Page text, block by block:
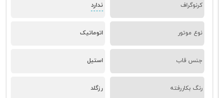
کرنوگراف ندارد
نوع موتور اتوماتیک
جنس قاب استیل
رنگ بکاررفته رزگلد